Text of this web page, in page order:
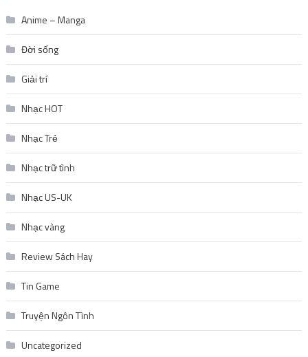
Anime – Manga
Đời sống
Giải trí
Nhạc HOT
Nhạc Trẻ
Nhạc trữ tình
Nhạc US-UK
Nhạc vàng
Review Sách Hay
Tin Game
Truyện Ngôn Tình
Uncategorized